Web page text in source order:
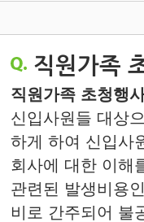
직원가족
직원가족 초청행
신입사원들 대상
하게 하여 신입사
회사에 대한 이해
관련된 발생비용
비로 간주되어 불